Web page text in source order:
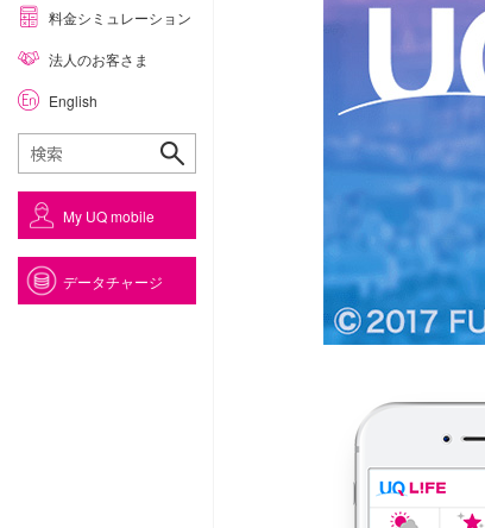
料金シミュレーション
法人のお客さま
English
My UQ mobile
データチャージ